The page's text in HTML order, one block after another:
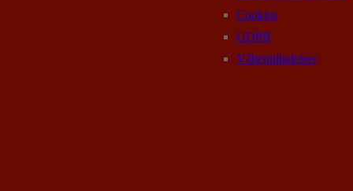
Cookies
GDPR
Våbentilladelser